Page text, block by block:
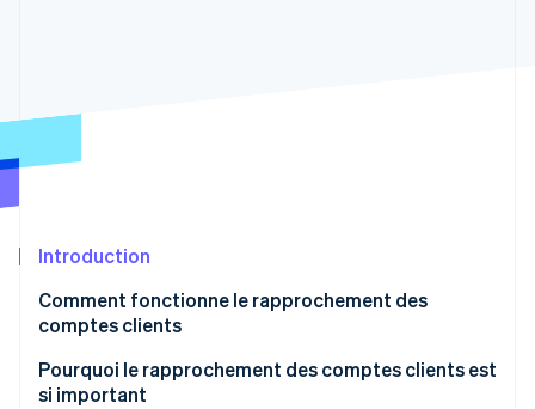
Vérification de l'identité
Stripe Sessions 2026
Découvrez comment Stripe construit l’infrastructure
Regarder
Introduction
Comment fonctionne le rapprochement des
comptes clients
Pourquoi le rapprochement des comptes clients est
si important